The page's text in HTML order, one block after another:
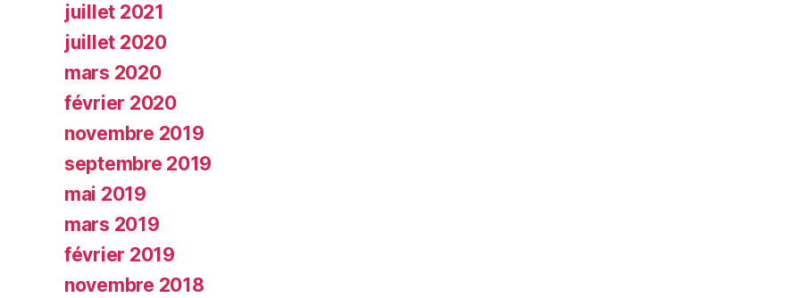
juillet 2021
juillet 2020
mars 2020
février 2020
novembre 2019
septembre 2019
mai 2019
mars 2019
février 2019
novembre 2018